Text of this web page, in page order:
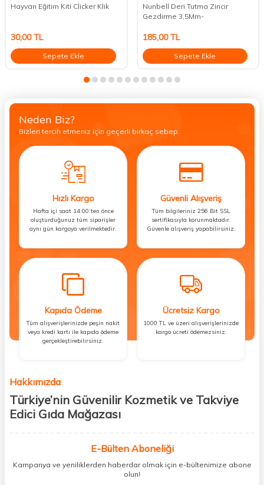
Hayvan Eğitim Kiti Clicker Klik
30,00TL
Sepete Ekle
Nunbell Deri Tutma Zincir
Gezdirme 3,5Mm-
185,00TL
Sepete Ekle
Neden Biz?
Bizleri tercih etmeniz için geçerli birkaç sebep.
Hızlı Kargo
Hafta içi saat 14:00’ten önce
oluşturduğunuz tüm siparişler
aynı gün kargoya verilmektedir.
Güvenli Alışveriş
Tüm bilgileriniz 256 Bit SSL
sertifikasıyla korunmaktadır.
Güvenle alışveriş yapabilirsiniz.
Kapıda Ödeme
Tüm alışverişlerinizde peşin nakit
veya kredi kartı ile kapıda ödeme
gerçekleştirebilirsiniz.
Ücretsiz Kargo
1000 TL ve üzeri alışverişlerinizde
kargo ücreti ödemezsiniz.
Hakkımızda
Türkiye’nin Güvenilir Kozmetik ve Takviye
Edici Gıda Mağazası
kişisel bakım hem de takviye edici gıda ürünlerini sizlerle
buluşturuyoruz. Artık mağaza mağaza dolaşmanıza gerek yok;
ihtiyacınız olan her şeyi tek bir çatı altında topluyor ve kapınıza kadar
E-Bülten Aboneliği
Kampanya ve yeniliklerden haberdar olmak için e-bültenimize abone
olun!